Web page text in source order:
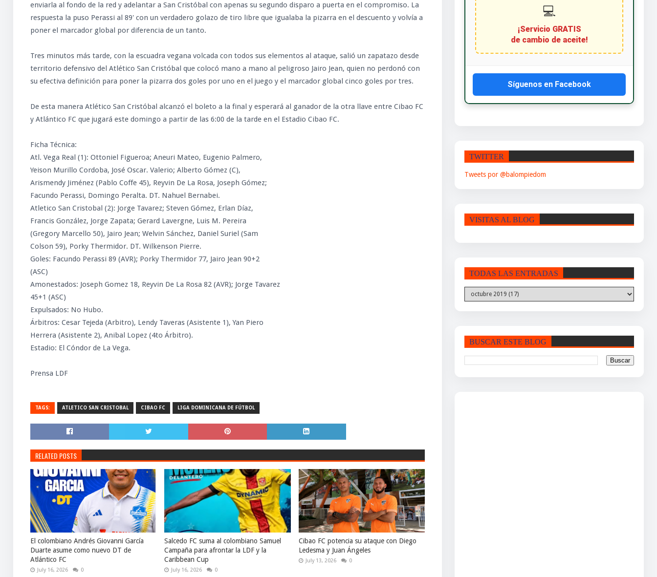
enviarla al fondo de la red y adelantar a San Cristóbal con apenas su segundo disparo a puerta en el compromiso. La
respuesta la puso Perassi al 89' con un verdadero golazo de tiro libre que igualaba la pizarra en el descuento y volvía a
poner el marcador global por diferencia de un tanto.
Tres minutos más tarde, con la escuadra vegana volcada con todos sus elementos al ataque, salió un zapatazo desde
territorio defensivo del Atlético San Cristóbal que colocó mano a mano al peligroso Jairo Jean, quien no perdonó con
su efectiva definición para poner la pizarra dos goles por uno en el juego y el marcador global cinco goles por tres.
De esta manera Atlético San Cristóbal alcanzó el boleto a la final y esperará al ganador de la otra llave entre Cibao FC
y Atlántico FC que jugará este domingo a partir de las 6:00 de la tarde en el Estadio Cibao FC.
Ficha Técnica:
Atl. Vega Real (1): Ottoniel Figueroa; Aneuri Mateo, Eugenio Palmero,
Yeison Murillo Cordoba, José Oscar. Valerio; Alberto Gómez (C),
Arismendy Jiménez (Pablo Coffe 45), Reyvin De La Rosa, Joseph Gómez;
Facundo Perassi, Domingo Peralta. DT. Nahuel Bernabei.
Atletico San Cristobal (2): Jorge Tavarez; Steven Gómez, Erlan Díaz,
Francis González, Jorge Zapata; Gerard Lavergne, Luis M. Pereira
(Gregory Marcello 50), Jairo Jean; Welvin Sánchez, Daniel Suriel (Sam
Colson 59), Porky Thermidor. DT. Wilkenson Pierre.
Goles: Facundo Perassi 89 (AVR); Porky Thermidor 77, Jairo Jean 90+2
(ASC)
Amonestados: Joseph Gomez 18, Reyvin De La Rosa 82 (AVR); Jorge Tavarez
45+1 (ASC)
Expulsados: No Hubo.
Árbitros: Cesar Tejeda (Arbitro), Lendy Taveras (Asistente 1), Yan Piero
Herrera (Asistente 2), Anibal Lopez (4to Árbitro).
Estadio: El Cóndor de La Vega.
Prensa LDF
TAGS: ATLETICO SAN CRISTOBAL CIBAO FC LIGA DOMINICANA DE FÚTBOL
RELATED POSTS
El colombiano Andrés Giovanni García
Duarte asume como nuevo DT de
Atlántico FC
July 16, 2026 0
Salcedo FC suma al colombiano Samuel
Campaña para afrontar la LDF y la
Caribbean Cup
July 16, 2026 0
Cibao FC potencia su ataque con Diego
Ledesma y Juan Ángeles
July 13, 2026 0
💻
¡Servicio GRATIS
de cambio de aceite!
Síguenos en Facebook
TWITTER
Tweets por @balompiedom
VISITAS AL BLOG
TODAS LAS ENTRADAS
BUSCAR ESTE BLOG